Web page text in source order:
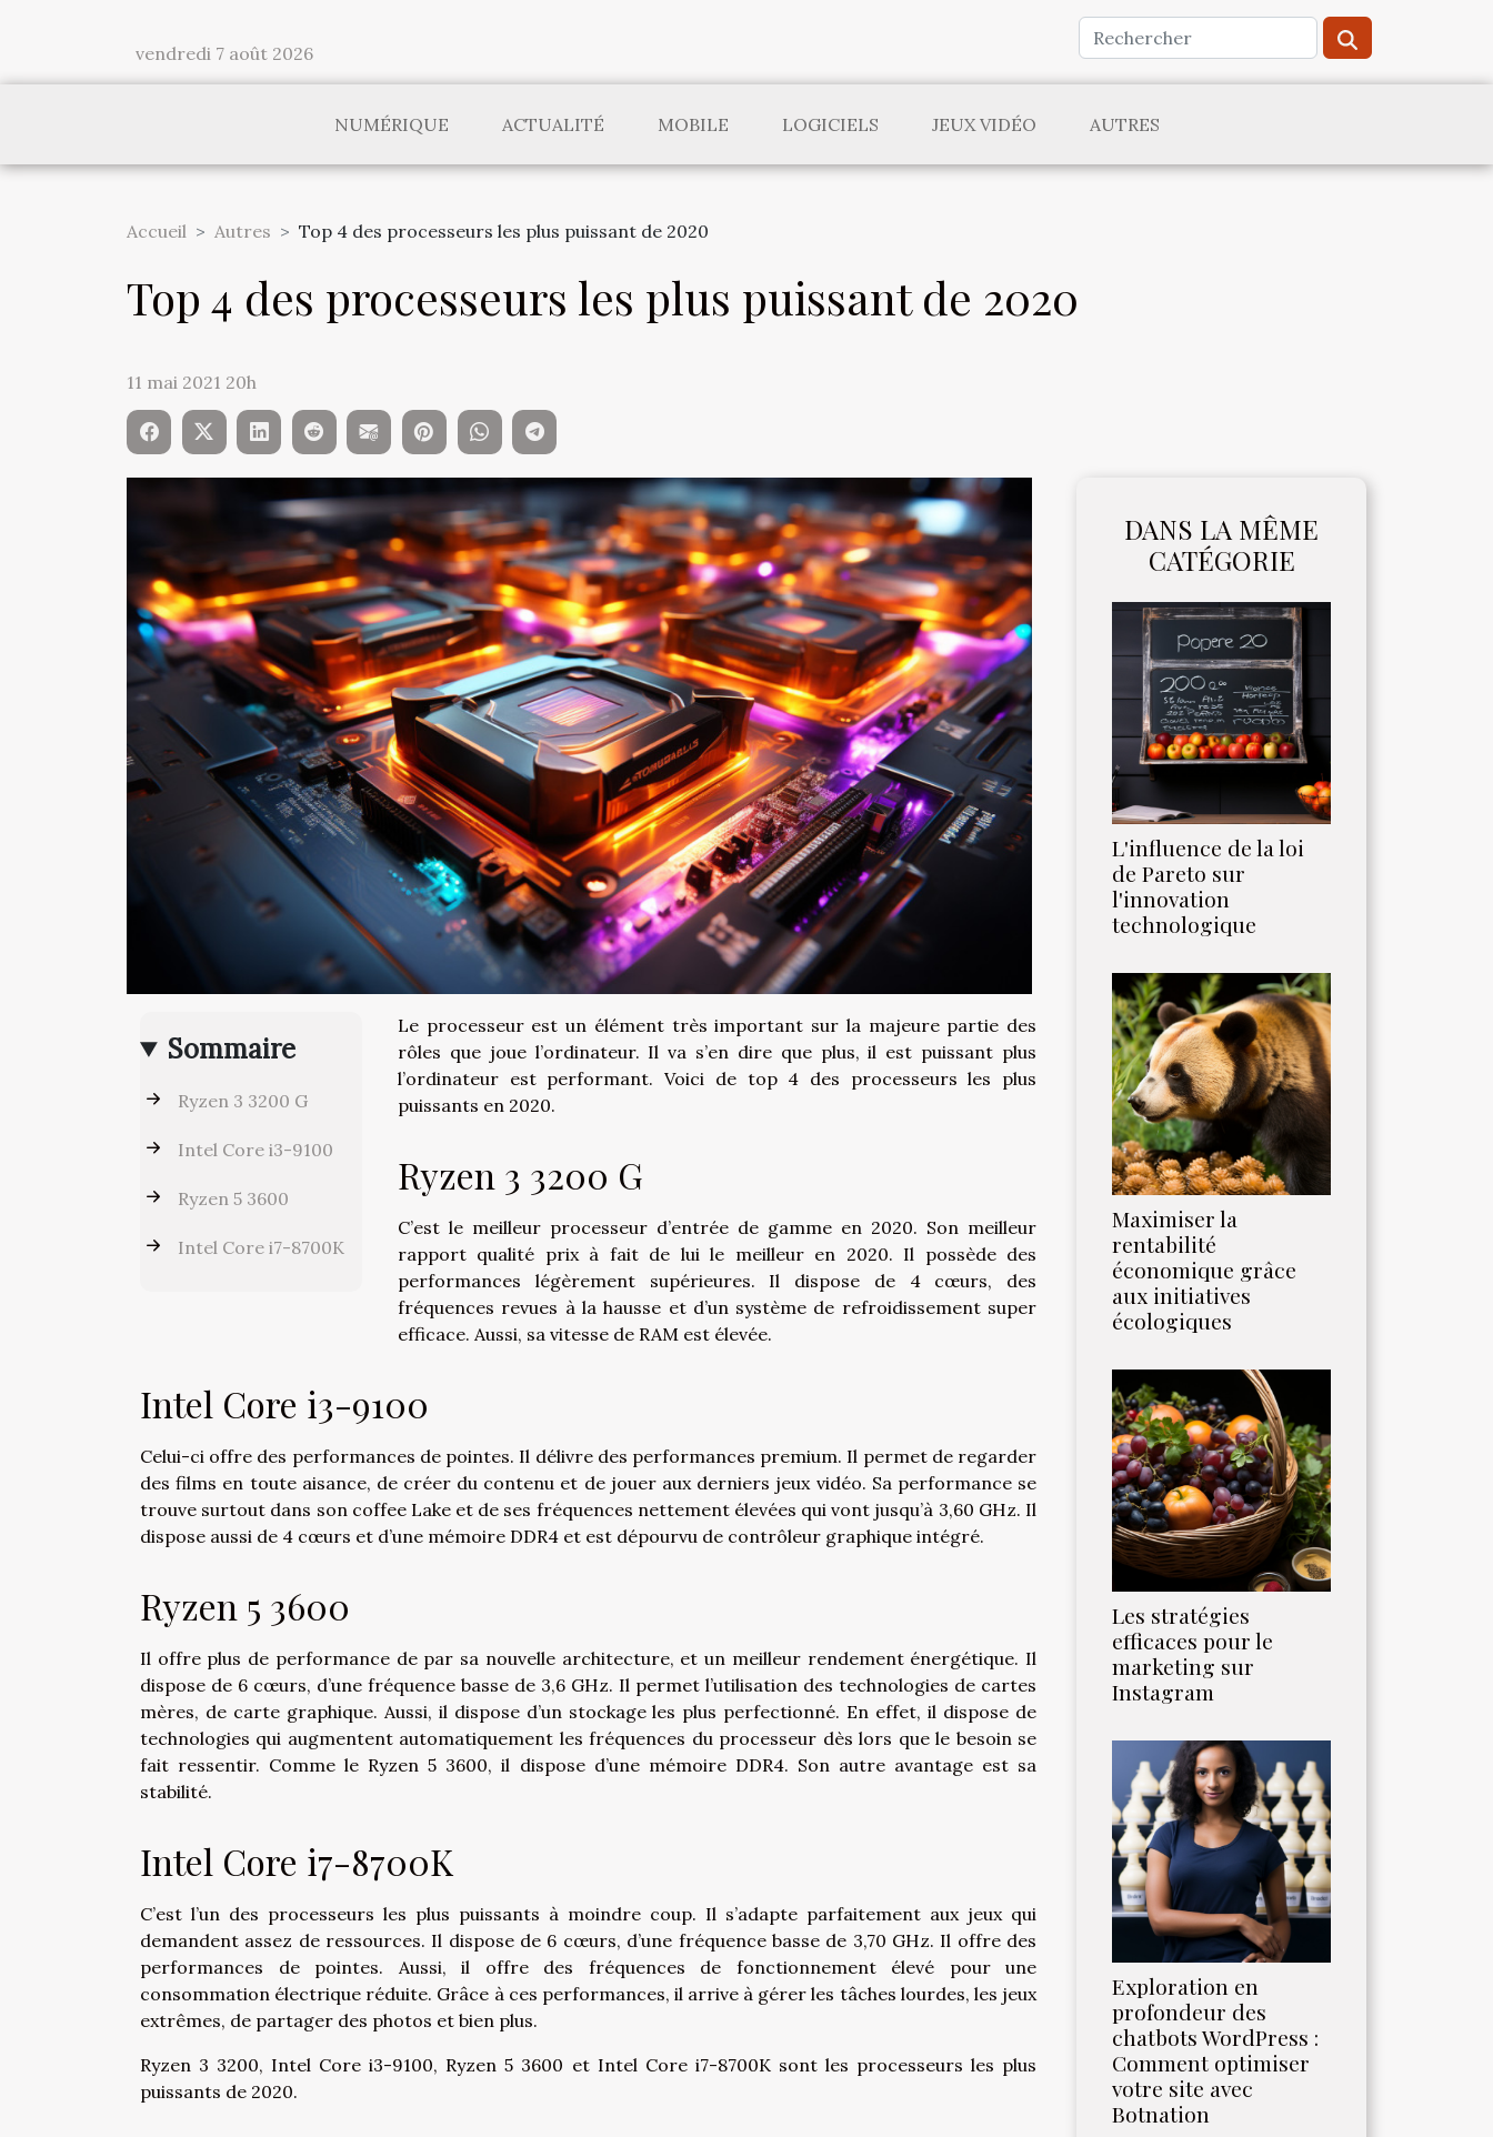
vendredi 7 août 2026
NUMÉRIQUE ACTUALITÉ MOBILE LOGICIELS JEUX VIDÉO AUTRES
Accueil Autres Top 4 des processeurs les plus puissant de 2020
Top 4 des processeurs les plus puissant de 2020
11 mai 2021 20h
Sommaire
Ryzen 3 3200 G
Intel Core i3-9100
Ryzen 5 3600
Intel Core i7-8700K
Le processeur est un élément très important sur la majeure partie des
rôles que joue l’ordinateur. Il va s’en dire que plus, il est puissant plus
l’ordinateur est performant. Voici de top 4 des processeurs les plus
puissants en 2020.
Ryzen 3 3200 G
C’est le meilleur processeur d’entrée de gamme en 2020. Son meilleur
rapport qualité prix à fait de lui le meilleur en 2020. Il possède des
performances légèrement supérieures. Il dispose de 4 cœurs, des
fréquences revues à la hausse et d’un système de refroidissement super
efficace. Aussi, sa vitesse de RAM est élevée.
Intel Core i3-9100
Celui-ci offre des performances de pointes. Il délivre des performances premium. Il permet de regarder
des films en toute aisance, de créer du contenu et de jouer aux derniers jeux vidéo. Sa performance se
trouve surtout dans son coffee Lake et de ses fréquences nettement élevées qui vont jusqu’à 3,60 GHz. Il
dispose aussi de 4 cœurs et d’une mémoire DDR4 et est dépourvu de contrôleur graphique intégré.
Ryzen 5 3600
Il offre plus de performance de par sa nouvelle architecture, et un meilleur rendement énergétique. Il
dispose de 6 cœurs, d’une fréquence basse de 3,6 GHz. Il permet l’utilisation des technologies de cartes
mères, de carte graphique. Aussi, il dispose d’un stockage les plus perfectionné. En effet, il dispose de
technologies qui augmentent automatiquement les fréquences du processeur dès lors que le besoin se
fait ressentir. Comme le Ryzen 5 3600, il dispose d’une mémoire DDR4. Son autre avantage est sa
stabilité.
Intel Core i7-8700K
C’est l’un des processeurs les plus puissants à moindre coup. Il s’adapte parfaitement aux jeux qui
demandent assez de ressources. Il dispose de 6 cœurs, d’une fréquence basse de 3,70 GHz. Il offre des
performances de pointes. Aussi, il offre des fréquences de fonctionnement élevé pour une
consommation électrique réduite. Grâce à ces performances, il arrive à gérer les tâches lourdes, les jeux
extrêmes, de partager des photos et bien plus.
Ryzen 3 3200, Intel Core i3-9100, Ryzen 5 3600 et Intel Core i7-8700K sont les processeurs les plus
puissants de 2020.
DANS LA MÊME
CATÉGORIE
L'influence de la loi
de Pareto sur
l'innovation
technologique
Maximiser la
rentabilité
économique grâce
aux initiatives
écologiques
Les stratégies
efficaces pour le
marketing sur
Instagram
Exploration en
profondeur des
chatbots WordPress :
Comment optimiser
votre site avec
Botnation